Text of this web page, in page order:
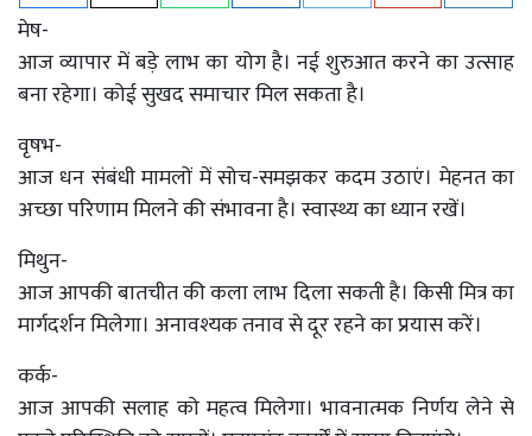
मेष-
आज व्यापार में बड़े लाभ का योग है। नई शुरुआत करने का उत्साह
बना रहेगा। कोई सुखद समाचार मिल सकता है।
वृषभ-
आज धन संबंधी मामलों में सोच-समझकर कदम उठाएं। मेहनत का
अच्छा परिणाम मिलने की संभावना है। स्वास्थ्य का ध्यान रखें।
मिथुन-
आज आपकी बातचीत की कला लाभ दिला सकती है। किसी मित्र का
मार्गदर्शन मिलेगा। अनावश्यक तनाव से दूर रहने का प्रयास करें।
कर्क-
आज आपकी सलाह को महत्व मिलेगा। भावनात्मक निर्णय लेने से